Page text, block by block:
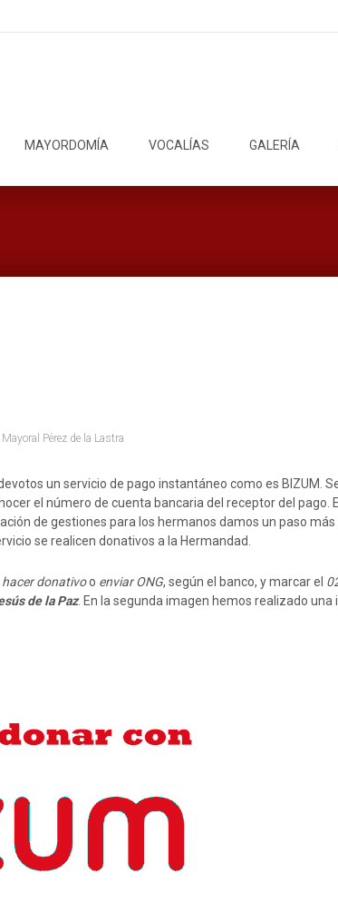
MAYORDOMÍA VOCALÍAS GALERÍA
Pérez de la Lastra
un servicio de pago instantáneo como es BIZUM.
el número de cuenta bancaria del receptor del pago.
de gestiones para los hermanos damos un paso más
se realicen donativos a la Hermandad.
hacer donativoo enviar ONG, según el banco, y marcar el
de la Paz. En la segunda imagen hemos realizado